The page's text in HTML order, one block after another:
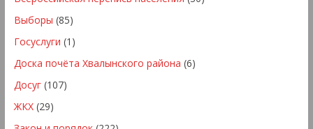
Выборы (85)
Госуслуги (1)
Доска почёта Хвалынского района (6)
Досуг(107)
ЖКХ(29)